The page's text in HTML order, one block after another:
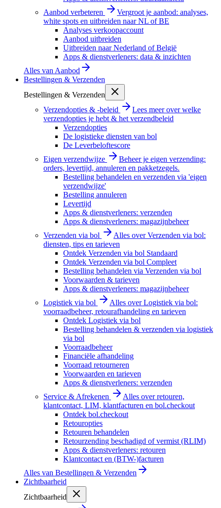
Aanbod verbeteren
Vergroot je aanbod: analyses,
white spots en uitbreiden naar NL of BE
Analyses verkoopaccount
Aanbod uitbreiden
Uitbreiden naar Nederland of België
Apps & dienstverleners: data & inzichten
Alles van Aanbod
Bestellingen & Verzenden
Bestellingen & Verzenden
Verzendopties & -beleid
Lees meer over welke
verzendopties je hebt & het verzendbeleid
Verzendopties
De logistieke diensten van bol
De Leverbeloftescore
Eigen verzendwijze
Beheer je eigen verzending:
orders, levertijd, annuleren en pakketzegels.
Bestelling behandelen en verzenden via 'eigen
verzendwijze'
Bestelling annuleren
Levertijd
Apps & dienstverleners: verzenden
Apps & dienstverleners: magazijnbeheer
Verzenden via bol
Alles over Verzenden via bol:
diensten, tips en tarieven
Ontdek Verzenden via bol Standaard
Ontdek Verzenden via bol Compleet
Bestelling behandelen via Verzenden via bol
Voorwaarden & tarieven
Apps & dienstverleners: magazijnbeheer
Logistiek via bol
Alles over Logistiek via bol:
voorraadbeheer, retourafhandeling en tarieven
Ontdek Logistiek via bol
Bestelling behandelen & verzenden via logistiek
via bol
Voorraadbeheer
Financiële afhandeling
Voorraad retourneren
Voorwaarden en tarieven
Apps & dienstverleners: verzenden
Service & Afrekenen
Alles over retouren,
klantcontact, LIM, klantfacturen en bol.checkout
Ontdek bol.checkout
Retouropties
Retouren behandelen
Retourzending beschadigd of vermist (RLIM)
Apps & dienstverleners: retouren
Klantcontact en (BTW-)facturen
Alles van Bestellingen & Verzenden
Zichtbaarheid
Zichtbaarheid